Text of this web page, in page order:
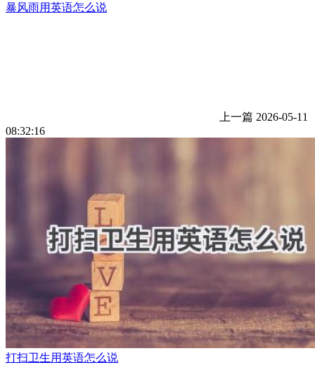
暴风雨用英语怎么说
上一篇 2026-05-11
08:32:16
打扫卫生用英语怎么说